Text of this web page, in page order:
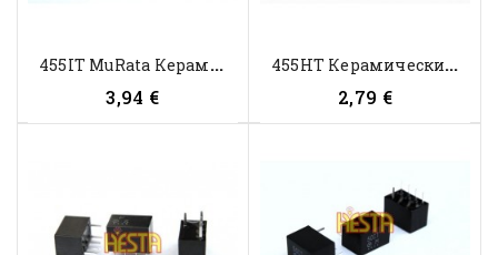
4
55IT MuRata Керамический Фильтр...
3,94 €
4
55HT Керамический Фильтр MuRata...
2,79 €